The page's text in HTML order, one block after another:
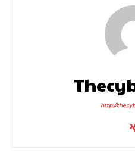
http://